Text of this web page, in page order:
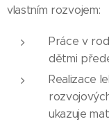
vlastním rozvojem:
Práce v
dětmi
Realizace
ukazuje